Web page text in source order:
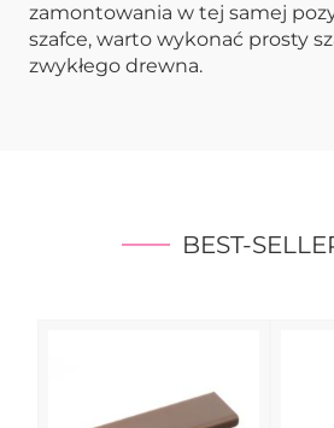
zamontowania w tej samej
szafce, warto wykonać prosty
zwykłego drewna.
BEST-